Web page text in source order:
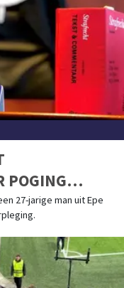
POGING
27-jarige man uit Epe